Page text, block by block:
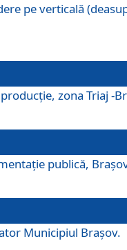
pe verticală
zona Triaj -
publică,
Municipiul Braşov.